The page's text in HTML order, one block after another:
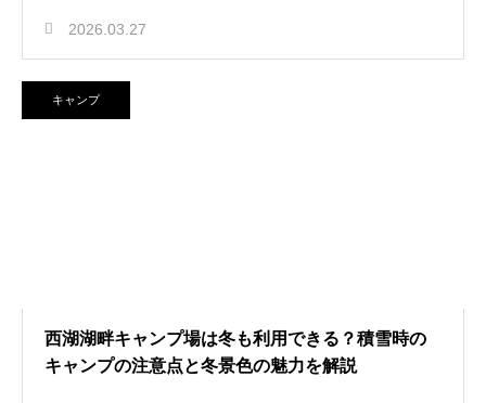
2026.03.27
キャンプ
西湖湖畔キャンプ場は冬も利用できる？積雪時の
キャンプの注意点と冬景色の魅力を解説